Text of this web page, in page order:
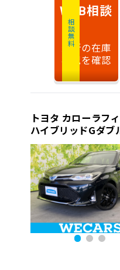
相談無料
WEB相談
最新の在庫
状況を確認
トヨタ カローラフ
ハイブリッドGダブ